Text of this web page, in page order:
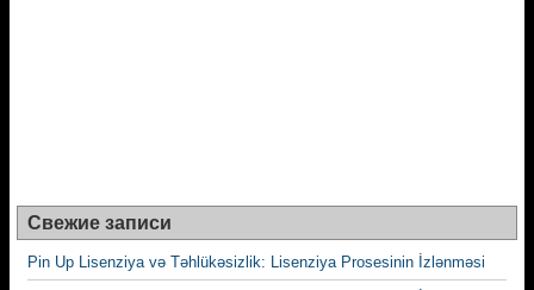
Свежие записи
Pin Up Lisenziya və Təhlükəsizlik: Lisenziya Prosesinin İzlənməsi